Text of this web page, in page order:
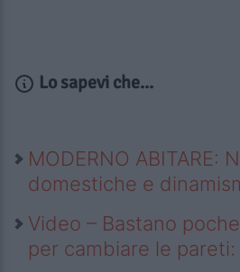
Lo sapevi che...
MODERNO ABITARE:
domestiche e
Video – Bastano
per cambiare le